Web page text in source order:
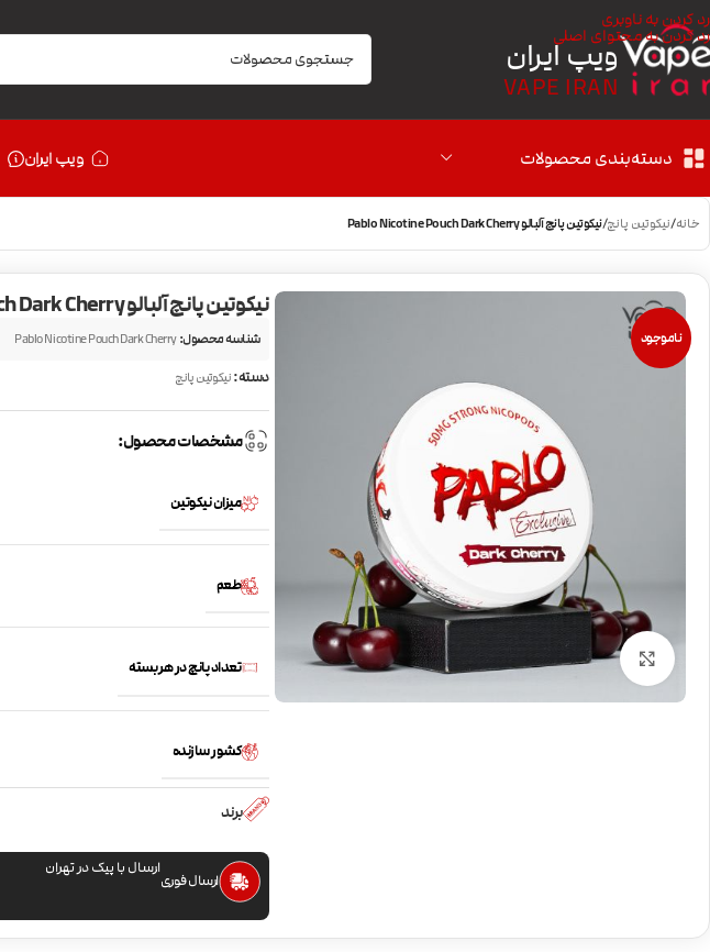
رد کردن به ناوبری
رد کردن به محتوای اصلی
ویپ ایران
VAPE IRAN
دسته‌بندی محصولات ویپ ایران
خانه/نیکوتین پانچ/نیکوتین پانچ آلبالو Pablo Nicotine Pouch Dark Cherry
ناموجود
بزرگنمایی تصویر
نیکوتین پانچ آلبالو Pablo Nicotine Pouch Dark Cherry
شناسه محصول:Pablo Nicotine Pouch Dark Cherry
دسته:نیکوتین پانچ
مشخصات محصول:
میزان نیکوتین
طعم
تعداد پانچ در هر بسته
کشور سازنده
برند
ارسال فوری
ارسال با پیک در تهران